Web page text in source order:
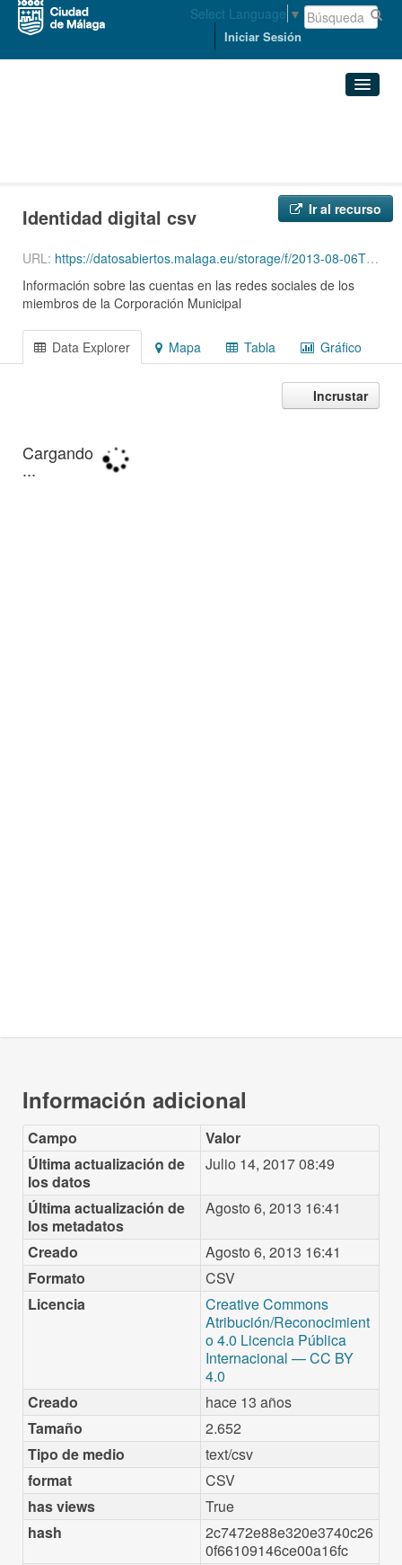
Select Language ▼
Iniciar Sesión
Acerca de
Ir al recurso
Identidad digital csv
URL: https://datosabiertos.malaga.eu/storage/f/2013-08-06T13%3A00%3A30.557Z/identidad-digital.csv
Información sobre las cuentas en las redes sociales de los
miembros de la Corporación Municipal
Data Explorer Mapa Tabla Gráfico
Incrustar
Información adicional
Campo
Valor
Última actualización de
los datos
Julio 14, 2017 08:49
Última actualización de
los metadatos
Agosto 6, 2013 16:41
Creado
Agosto 6, 2013 16:41
Formato
CSV
Licencia
Creative Commons
Atribución/Reconocimient
o 4.0 Licencia Pública
Internacional — CC BY
4.0
Creado
hace 13 años
Tamaño
2.652
Tipo de medio
text/csv
format
CSV
has views
True
hash
2c7472e88e320e3740c26
0f66109146ce00a16fc